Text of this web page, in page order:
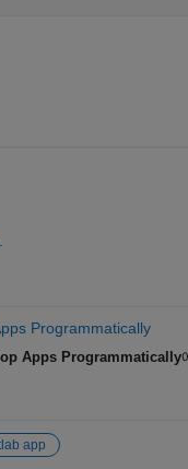
Programmatically
Apps Programmatically
app